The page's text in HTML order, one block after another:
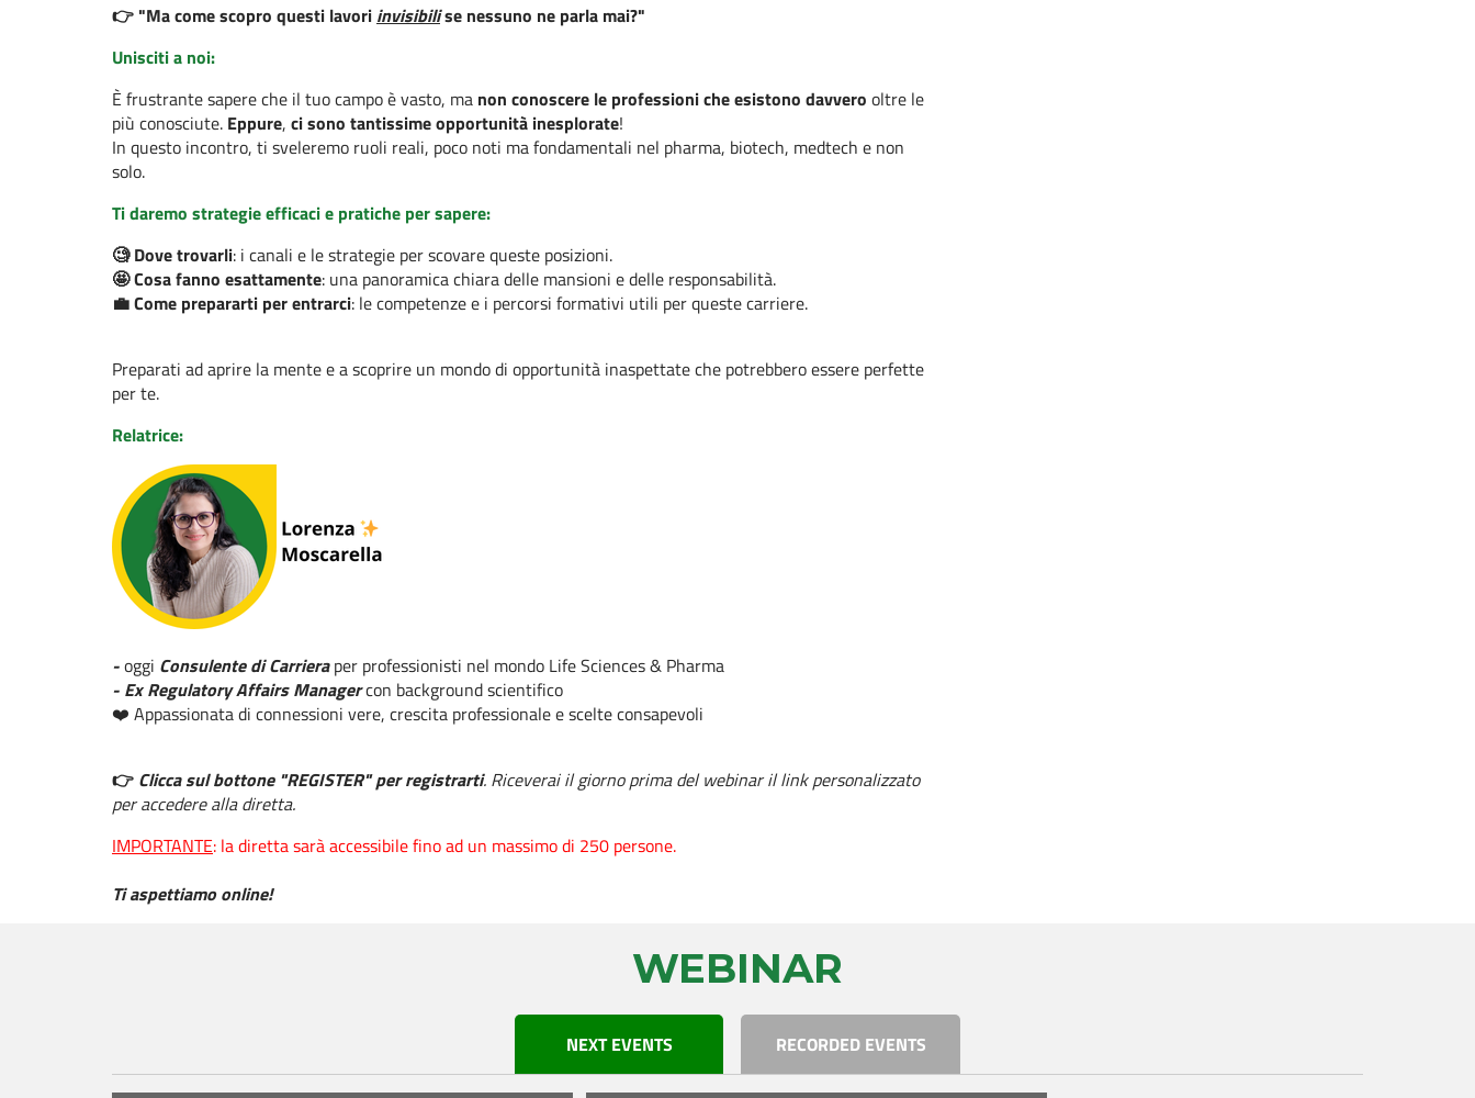
👉 "Ma come scopro questi lavori invisibilise nessuno ne parla mai?"
Unisciti a noi:
È frustrante sapere che il tuo campo è vasto, ma non conoscere le professioni che esistono davvero oltre le
più conosciute. Eppure, ci sono tantissime opportunità inesplorate!
In questo incontro, ti sveleremo ruoli reali, poco noti ma fondamentali nel pharma, biotech, medtech e non
solo.
Ti daremo strategie efficaci e pratiche per sapere:
🧐 Dove trovarli: i canali e le strategie per scovare queste posizioni.
🤩 Cosa fanno esattamente: una panoramica chiara delle mansioni e delle responsabilità.
💼 Come prepararti per entrarci: le competenze e i percorsi formativi utili per queste carriere.
Preparati ad aprire la mente e a scoprire un mondo di opportunità inaspettate che potrebbero essere perfette
per te.
Relatrice:
-oggi Consulente di Carrieraper professionisti nel mondo Life Sciences & Pharma
- Ex Regulatory Affairs Managercon background scientifico
❤️ Appassionata di connessioni vere, crescita professionale e scelte consapevoli
👉 Clicca sul bottone "REGISTER" per registrarti. Riceverai il giorno prima del webinar il link personalizzato
per accedere alla diretta.
IMPORTANTE: la diretta sarà accessibile fino ad un massimo di 250 persone.
Ti aspettiamo online!
WEBINAR
NEXT EVENTS RECORDED EVENTS